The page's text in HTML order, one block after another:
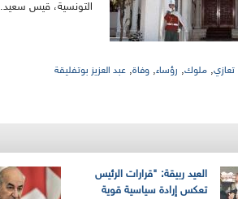
التونسية، قيس سعيد.
تعازي, ملوك, رؤساء, وفاة, عبد العزيز بوتفليقة
العيد ربيقة: "قرارات الرئيس
تعكس إرادة سياسية قوية